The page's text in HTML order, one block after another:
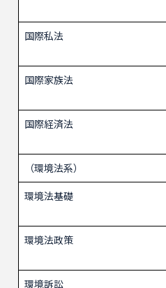
国際私法
国際家族法
国際経済法
（環境法系）
環境法基礎
環境法政策
環境訴訟